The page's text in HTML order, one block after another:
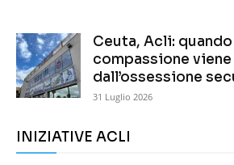
Ceuta, Acli: quando
compassione
dall’ossessione
31 Luglio 2026
INIZIATIVE ACLI